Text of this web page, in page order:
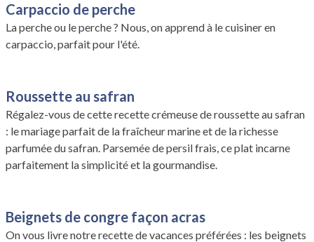
Carpaccio de perche
La perche ou le perche ? Nous, on apprend à le cuisiner en
carpaccio, parfait pour l'été.
Roussette au safran
Régalez-vous de cette recette crémeuse de roussette au safran
: le mariage parfait de la fraîcheur marine et de la richesse
parfumée du safran. Parsemée de persil frais, ce plat incarne
parfaitement la simplicité et la gourmandise.
Beignets de congre façon acras
On vous livre notre recette de vacances préférées : les beignets